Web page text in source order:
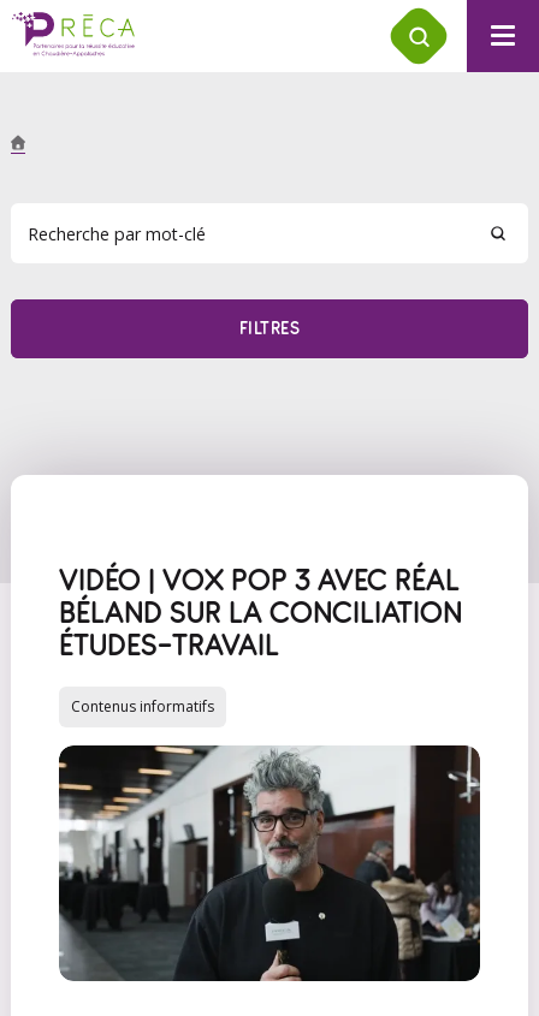
FILTRES
VIDÉO | VOX POP 3 AVEC RÉAL
BÉLAND SUR LA CONCILIATION
ÉTUDES-TRAVAIL
Contenus informatifs